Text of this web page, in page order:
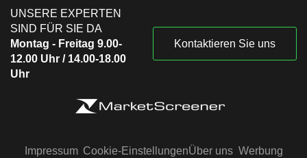
UNSERE EXPERTEN
SIND FÜR SIE DA
Montag - Freitag 9.00-
12.00 Uhr / 14.00-18.00
Uhr
Kontaktieren Sie uns
Impressum Cookie-EinstellungenÜber uns Werbung